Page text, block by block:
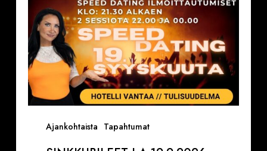
Ajankohtaista Tapahtumat
Tulisuudelma/Hotelli
Vantaalla